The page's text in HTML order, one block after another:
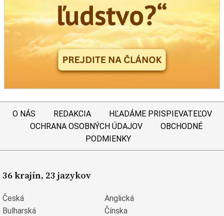
O NÁS REDAKCIA
HĽADÁME PRISPIEVATEĽOV
OCHRANA OSOBNÝCH ÚDAJOV
OBCHODNÉ
PODMIENKY
36 krajín, 23 jazykov
Česká
Anglická
Bulharská
Čínska